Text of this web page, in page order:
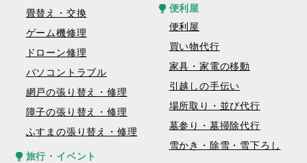
畳替え・交換
ゲーム機修理
ドローン修理
パソコントラブル
網戸の張り替え・修理
障子の張り替え・修理
ふすまの張り替え・修理
旅行・イベント
便利屋
便利屋
買い物代行
家具・家電の移動
引越しの手伝い
場所取り・並び代行
墓参り・墓掃除代行
雪かき・除雪・雪下ろし